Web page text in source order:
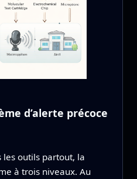
d’alerte précoce
les outils partout, la
à trois niveaux. Au